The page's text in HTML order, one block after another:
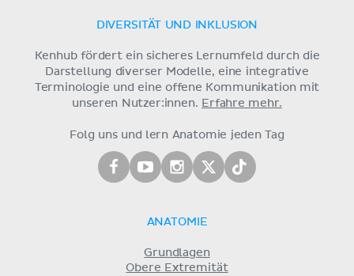
DIVERSITÄT UND INKLUSION
Kenhub fördert ein sicheres Lernumfeld durch die
Darstellung diverser Modelle, eine integrative
Terminologie und eine offene Kommunikation mit
unseren Nutzer:innen. Erfahre mehr.
Folg uns und lern Anatomie jeden Tag
ANATOMIE
Grundlagen
Obere Extremität